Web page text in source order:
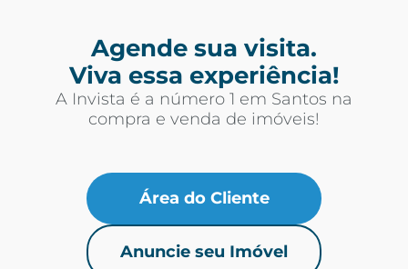
Agende sua visita.
Viva essa experiência!
A Invista é a número 1 em Santos na
compra e venda de imóveis!
Área do Cliente
Anuncie seu Imóvel